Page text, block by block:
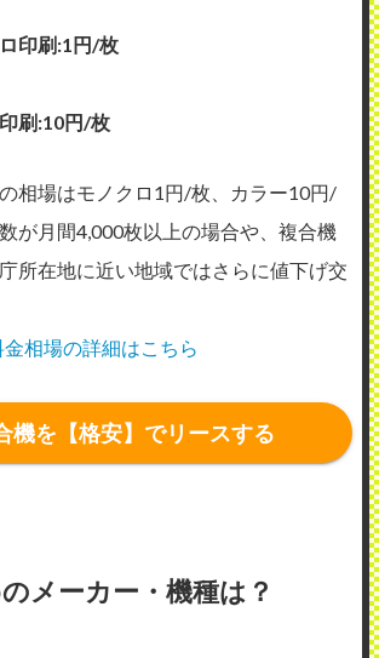
印刷:1円/枚
刷:10円/枚
相場はモノクロ1円/枚、カラー10円/
が月間4,000枚以上の場合や、複合機
所在地に近い地域ではさらに値下げ交
相場の詳細はこちら
機を【格安】でリースする
メーカー・機種は？